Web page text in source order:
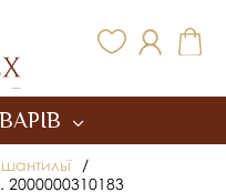
шантильї
/
2000000310183